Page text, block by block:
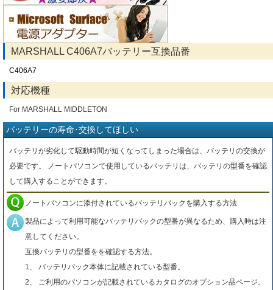
MARSHALL C406A7バッテリー互換品番
C406A7
対応機種
For MARSHALL MIDDLETON
バッテリーの寿命･交換してほしい
バッテリが劣化して駆動時間が短くなってしまった場合は、バッテリの交換が
必要です。 ノートパソコンで使用しているバッテリは、バッテリの型番を確認
して購入することができます。
ノートパソコンに添付されているバッテリパックを購入する方法
製品によって利用可能なバッテリパックの型番が異なるため、購入時は注
意してください。
互換バッテリの型番をを確認する方法。
1、 バッテリパック本体に記載されている型番。
2、 ご利用のパソコンが記載されているカタログのオプション品ページ。